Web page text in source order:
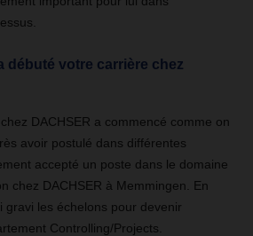
débuté votre carrière chez
DACHSER a commencé comme on
avoir postulé dans différentes
accepté un poste dans le domaine
chez DACHSER à Memmingen. En
gravi les échelons pour devenir
Controlling/Projects.